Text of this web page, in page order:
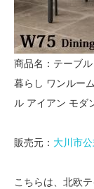
商品名：テーブ
暮らし ワンルー
ル アイアン モダ
販売元： 大川市
こちらは、北欧